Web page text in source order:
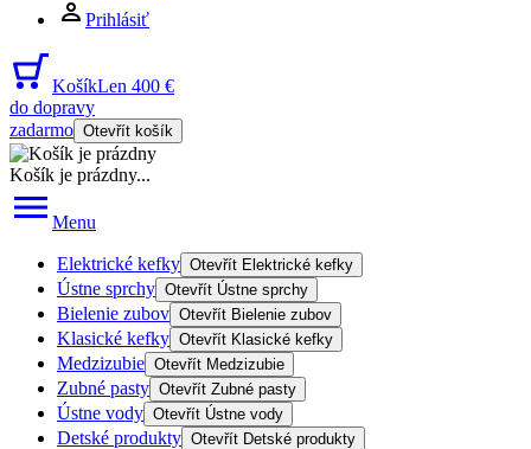
Prihlásiť
KošíkLen 400 €
do dopravy
zadarmo Otevřít košík
Košík je prázdny...
Menu
Elektrické kefky Otevřít Elektrické kefky
Ústne sprchy Otevřít Ústne sprchy
Bielenie zubov Otevřít Bielenie zubov
Klasické kefky Otevřít Klasické kefky
Medzizubie Otevřít Medzizubie
Zubné pasty Otevřít Zubné pasty
Ústne vody Otevřít Ústne vody
Detské produkty Otevřít Detské produkty